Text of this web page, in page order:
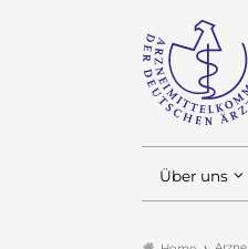
Über uns